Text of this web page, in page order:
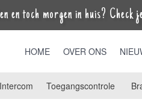
en toch morgen in huis? Check
HOME OVER ONS
Intercom Toegangscontrole